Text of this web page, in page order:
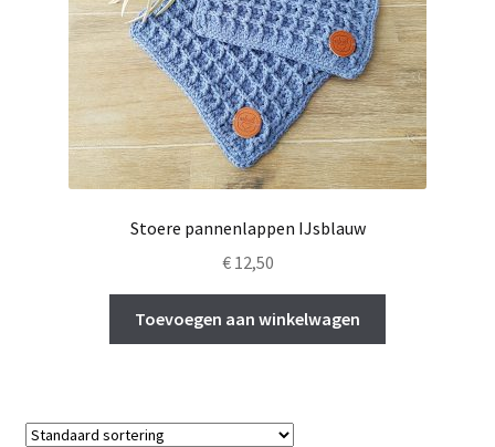
Stoere pannenlappen IJsblauw
€12,50
Toevoegen aan winkelwagen